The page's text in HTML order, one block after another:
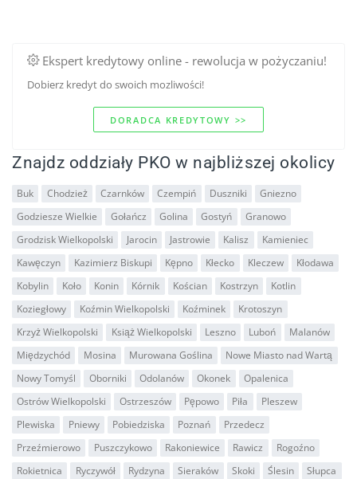
Ekspert kredytowy online - rewolucja w pożyczaniu!
Dobierz kredyt do swoich mozliwości!
DORADCA KREDYTOWY >>
Znajdz oddziały PKO w najbliższej okolicy
Buk Chodzież Czarnków Czempiń Duszniki
Gniezno
Godziesze Wielkie
Gołańcz Golina Gostyń
Granowo
Grodzisk Wielkopolski
Jarocin Jastrowie Kalisz
Kamieniec
Kawęczyn
Kazimierz Biskupi Kępno Kłecko Kleczew
Kłodawa
Kobylin
Koło Konin Kórnik Kościan Kostrzyn
Kotlin
Koziegłowy
Koźmin Wielkopolski Koźminek
Krotoszyn
Krzyż Wielkopolski
Książ Wielkopolski Leszno Luboń
Malanów
Międzychód
Mosina Murowana Goślina
Nowe Miasto nad Wartą
Nowy Tomyśl
Oborniki Odolanów Okonek
Opalenica
Ostrów Wielkopolski
Ostrzeszów Pępowo Piła
Pleszew
Plewiska
Pniewy Pobiedziska Poznań
Przedecz
Przeźmierowo
Puszczykowo Rakoniewice Rawicz
Rogoźno
Rokietnica
Ryczywół Rydzyna Sieraków Skoki Ślesin
Słupca